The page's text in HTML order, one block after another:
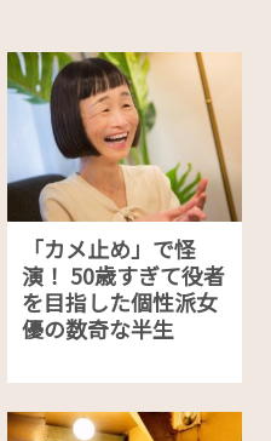
「カメ止め」で怪
演！ 50歳すぎて役者
を目指した個性派女
優の数奇な半生